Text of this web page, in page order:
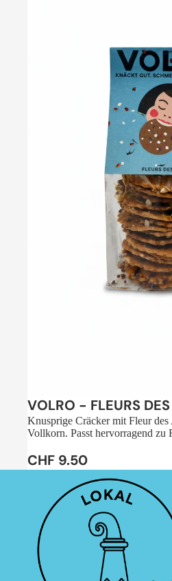
Sale
VOLRO - FLEURS
Knusprige Cräcker mit Fleur des
Vollkorn. Passt hervorragend zu
CHF 9.50